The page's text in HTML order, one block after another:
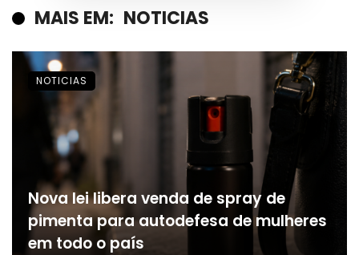
MAIS EM: NOTICIAS
Nova lei libera venda de spray de
pimenta para autodefesa de mulheres
em todo o país
NOTICIAS